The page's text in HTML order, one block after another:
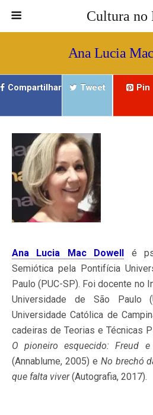
Cultura no
Ana Lucia
Compartilhar Tweet Pin
Ana Lucia Mac Dowell
é
Semiótica pela Pontifícia
Paulo (PUC-SP). Foi docente no
Universidade de São Paulo
Universidade Católica de
cadeiras de Teorias e Técnicas
O pioneiro esquecido: Freud
(Annablume, 2005) e No brechó
que falta viver(Autografia, 2017).